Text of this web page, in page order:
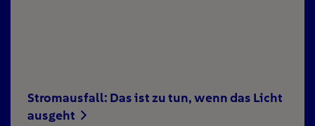
Stromausfall: Das ist zu tun, wenn das Licht
ausgeht